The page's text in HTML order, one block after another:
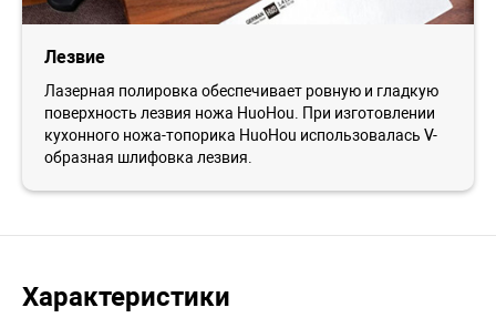
Лезвие
Лазерная полировка обеспечивает ровную и гладкую
поверхность лезвия ножа HuoHou. При изготовлении
кухонного ножа-топорика HuoHou использовалась V-
образная шлифовка лезвия.
Характеристики